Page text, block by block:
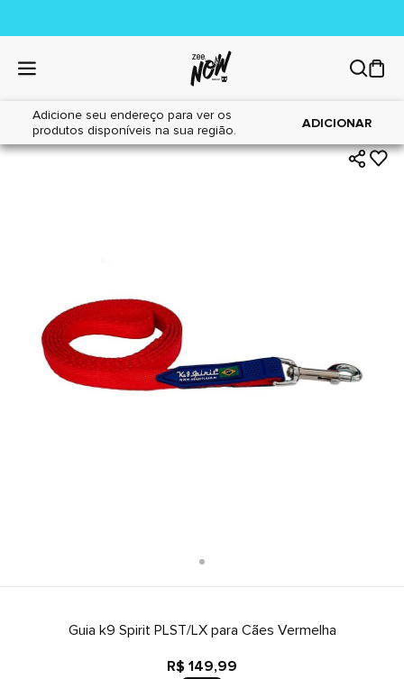
Adicione seu endereço para ver os
produtos disponíveis na sua região.
ADICIONAR
Home|Cães|Acessórios
Guia k9 Spirit PLST/LX para Cães Vermelha
R$ 149,99